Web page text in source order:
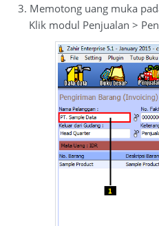
3. Memotong uang muka
Klik modul Penjualan >